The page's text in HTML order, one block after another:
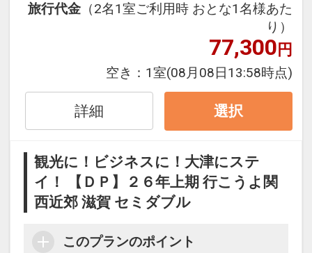
み下さい。
設定期間：2026年4月1日～2027年3月
31日
インターネットコース番号：DP-1-
17309003
旅行代金 （2名1室ご利用時 おとな1名様あた
り）
77,300円
空き： 1室(08月08日13:58時点)
詳細 選択
観光に！ビジネスに！大津にステ
イ！ 【ＤＰ】２６年上期 行こうよ関
西近郊 滋賀 セミダブル
このプランのポイント